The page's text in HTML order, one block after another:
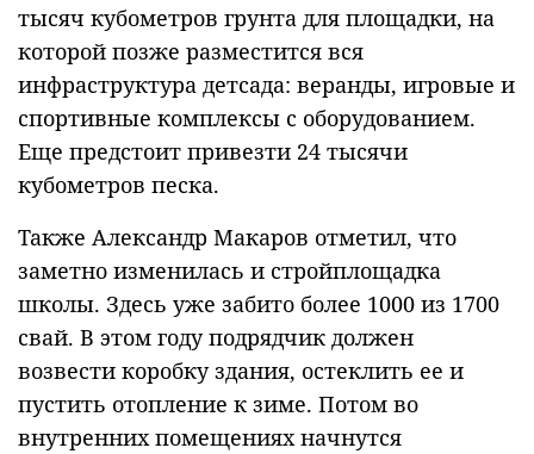
тысяч кубометров грунта для площадки, на
которой позже разместится вся
инфраструктура детсада: веранды, игровые и
спортивные комплексы с оборудованием.
Еще предстоит привезти 24 тысячи
кубометров песка.
Также Александр Макаров отметил, что
заметно изменилась и стройплощадка
школы. Здесь уже забито более 1000 из 1700
свай. В этом году подрядчик должен
возвести коробку здания, остеклить ее и
пустить отопление к зиме. Потом во
внутренних помещениях начнутся